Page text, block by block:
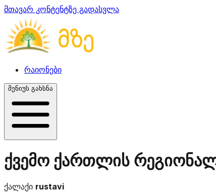
მთავარ კონტენტზე გადასვლა
რაიონები
მენიუს გახსნა
ქვემო ქართლის
ქალაქი rustavi